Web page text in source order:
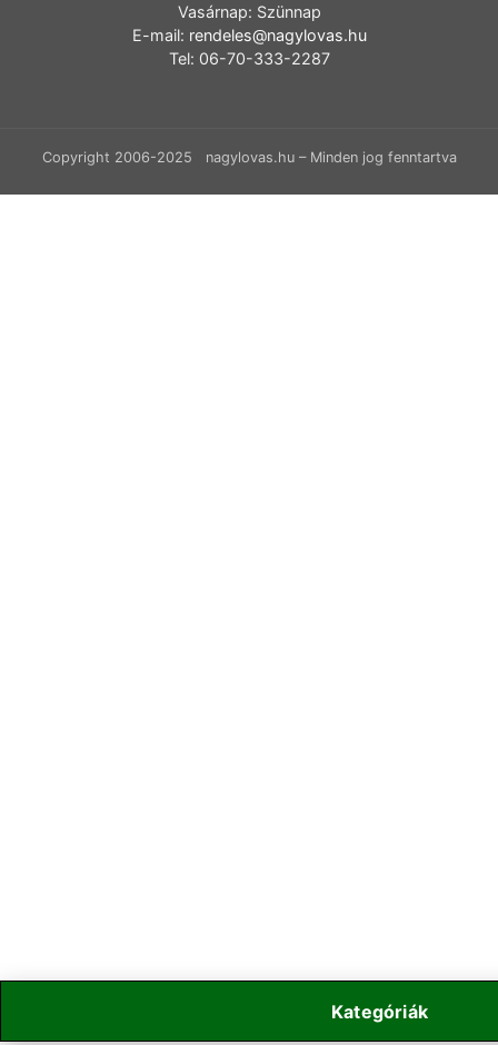
Kategóriák
Vasárnap: Szünnap
E-mail: rendeles@nagylovas.hu
Tel: 06-70-333-2287
Copyright 2006-2025 nagylovas.hu – Minden jog fenntartva